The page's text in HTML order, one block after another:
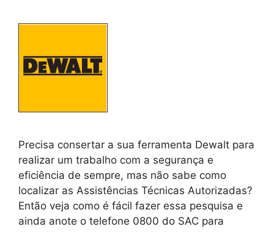
Precisa consertar a sua ferramenta Dewalt para
realizar um trabalho com a segurança e
eficiência de sempre, mas não sabe como
localizar as Assistências Técnicas Autorizadas?
Então veja como é fácil fazer essa pesquisa e
ainda anote o telefone 0800 do SAC para